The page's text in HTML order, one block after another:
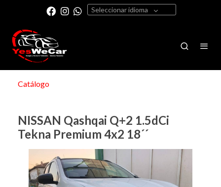
Seleccionar idioma
Catálogo
NISSAN Qashqai Q+2 1.5dCi
Tekna Premium 4x2 18´´